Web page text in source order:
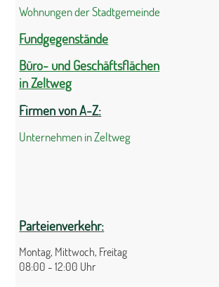
Wohnungen der Stadtgemeinde
Fundgegenstände
Büro- und Geschäftsflächen
in Zeltweg
Firmen von A-Z:
Unternehmen in Zeltweg
Parteienverkehr:
Montag, Mittwoch, Freitag
08:00 - 12:00 Uhr